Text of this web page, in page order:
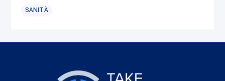
SANITÀ